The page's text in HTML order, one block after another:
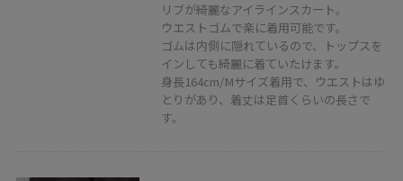
リブが綺麗なアイラインスカート。
ウエストゴムで楽に着用可能です。
ゴムは内側に隠れているので、トップスを
インしても綺麗に着ていたけます。
身長164cm/Mサイズ着用で、ウエストはゆ
とりがあり、着丈は足首くらいの長さで
す。